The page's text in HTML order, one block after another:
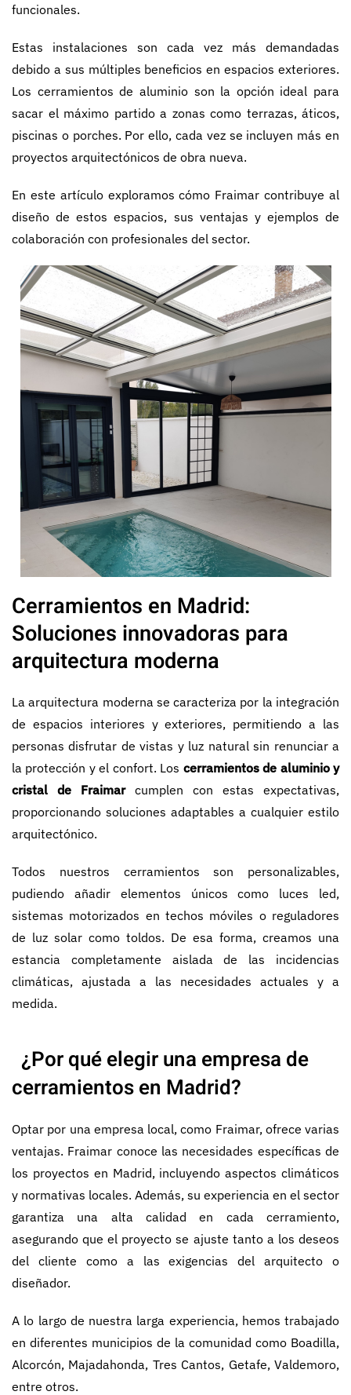
funcionales.
Estas instalaciones son cada vez más demandadas
debido a sus múltiples beneficios en espacios exteriores.
Los cerramientos de aluminio son la opción ideal para
sacar el máximo partido a zonas como terrazas, áticos,
piscinas o porches. Por ello, cada vez se incluyen más en
proyectos arquitectónicos de obra nueva.
En este artículo exploramos cómo Fraimar contribuye al
diseño de estos espacios, sus ventajas y ejemplos de
colaboración con profesionales del sector.
Cerramientos en Madrid:
Soluciones innovadoras para
arquitectura moderna
La arquitectura moderna se caracteriza por la integración
de espacios interiores y exteriores, permitiendo a las
personas disfrutar de vistas y luz natural sin renunciar a
la protección y el confort. Los cerramientos de aluminio y
cristal de Fraimarcumplen con estas expectativas,
proporcionando soluciones adaptables a cualquier estilo
arquitectónico.
Todos nuestros cerramientos son personalizables,
pudiendo añadir elementos únicos como luces led,
sistemas motorizados en techos móviles o reguladores
de luz solar como toldos. De esa forma, creamos una
estancia completamente aislada de las incidencias
climáticas, ajustada a las necesidades actuales y a
medida.
¿Por qué elegir una empresa de
cerramientos en Madrid?
Optar por una empresa local, como Fraimar, ofrece varias
ventajas. Fraimar conoce las necesidades específicas de
los proyectos en Madrid, incluyendo aspectos climáticos
y normativas locales. Además, su experiencia en el sector
garantiza una alta calidad en cada cerramiento,
asegurando que el proyecto se ajuste tanto a los deseos
del cliente como a las exigencias del arquitecto o
diseñador.
A lo largo de nuestra larga experiencia, hemos trabajado
en diferentes municipios de la comunidad como Boadilla,
Alcorcón, Majadahonda, Tres Cantos, Getafe, Valdemoro,
entre otros.